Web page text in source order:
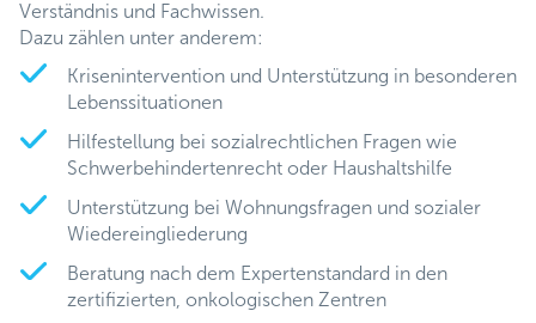
Verständnis und Fachwissen.
Dazu zählen unter anderem:
Krisenintervention und Unterstützung in besonderen
Lebenssituationen
Hilfestellung bei sozialrechtlichen Fragen wie
Schwerbehindertenrecht oder Haushaltshilfe
Unterstützung bei Wohnungsfragen und sozialer
Wiedereingliederung
Beratung nach dem Expertenstandard in den
zertifizierten, onkologischen Zentren